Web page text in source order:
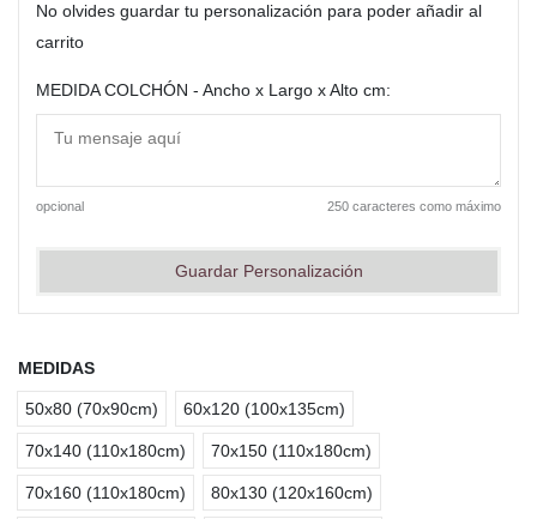
No olvides guardar tu personalización para poder añadir al
carrito
MEDIDA COLCHÓN - Ancho x Largo x Alto cm:
opcional 250 caracteres como máximo
Guardar Personalización
MEDIDAS
50x80 (70x90cm) 60x120 (100x135cm)
70x140 (110x180cm) 70x150 (110x180cm)
70x160 (110x180cm) 80x130 (120x160cm)